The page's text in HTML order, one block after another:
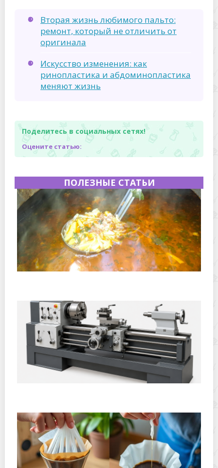
Вторая жизнь любимого пальто:
ремонт, который не отличить от
оригинала
Искусство изменения: как
ринопластика и абдоминопластика
меняют жизнь
Поделитесь в социальных сетях!
Оцените статью:
ПОЛЕЗНЫЕ СТАТЬИ